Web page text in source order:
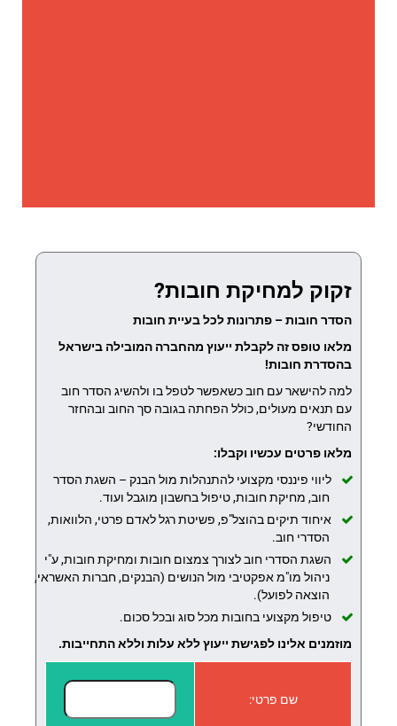
זקוק למחיקת חובות?
הסדר חובות – פתרונות לכל בעיית חובות
מלאו טופס זה לקבלת ייעוץ מהחברה המובילה בישראל
בהסדרת חובות!
למה להישאר עם חוב כשאפשר לטפל בו ולהשיג הסדר חוב
עם תנאים מעולים, כולל הפחתה בגובה סך החוב ובהחזר
החודשי?
מלאו פרטים עכשיו וקבלו:
ליווי פיננסי מקצועי להתנהלות מול הבנק – השגת הסדר
חוב, מחיקת חובות, טיפול בחשבון מוגבל ועוד.
איחוד תיקים בהוצל"פ, פשיטת רגל לאדם פרטי, הלוואות,
הסדרי חוב.
השגת הסדרי חוב לצורך צמצום חובות ומחיקת חובות, ע"י
ניהול מו"מ אפקטיבי מול הנושים (הבנקים, חברות האשראי,
הוצאה לפועל).
טיפול מקצועי בחובות מכל סוג ובכל סכום.
מוזמנים אלינו לפגישת ייעוץ ללא עלות וללא התחייבות.
שם פרטי: